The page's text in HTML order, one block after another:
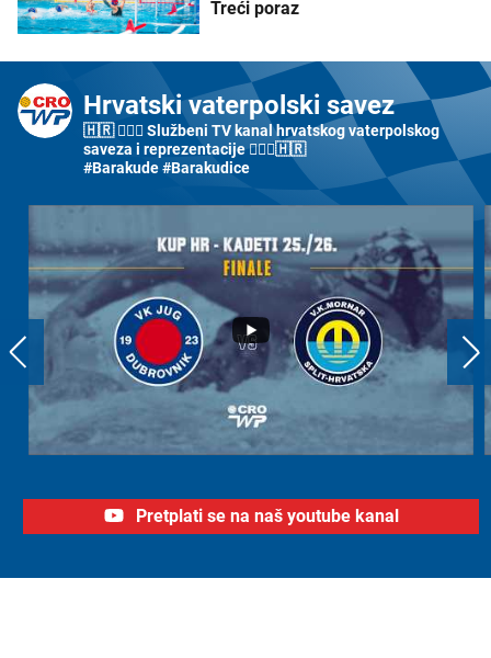
Treći poraz
Hrvatski vaterpolski savez
🇭🇷 🤽🏼‍♂️ Službeni TV kanal hrvatskog vaterpolskog
saveza i reprezentacije 🤽🏼‍♀️🇭🇷
#Barakude #Barakudice
Pretplati se na naš youtube kanal